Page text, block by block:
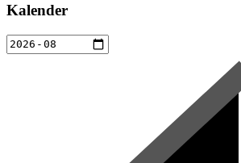
Kalender